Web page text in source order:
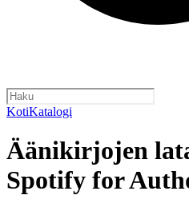
KotiKatalogi
Äänikirjojen
Spotify for